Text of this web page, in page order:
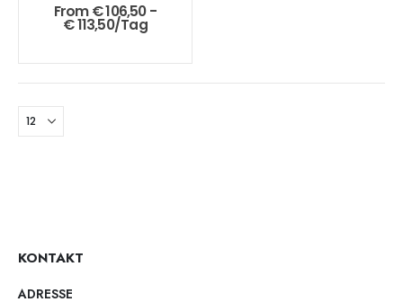
From€106,50-
€113,50/Tag
KONTAKT
ADRESSE